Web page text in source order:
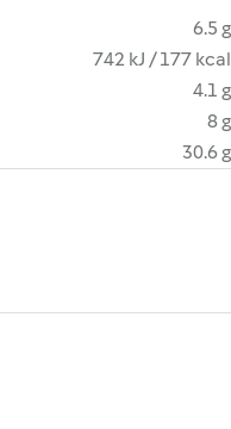
6.5 g
742 kJ / 177 kcal
4.1 g
8 g
30.6 g